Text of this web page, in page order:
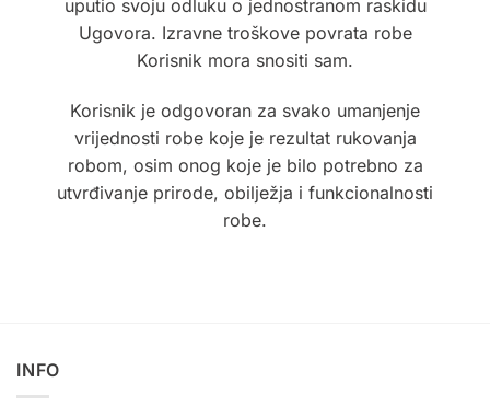
uputio svoju odluku o jednostranom raskidu
Ugovora. Izravne troškove povrata robe
Korisnik mora snositi sam.
Korisnik je odgovoran za svako umanjenje
vrijednosti robe koje je rezultat rukovanja
robom, osim onog koje je bilo potrebno za
utvrđivanje prirode, obilježja i funkcionalnosti
robe.
INFO